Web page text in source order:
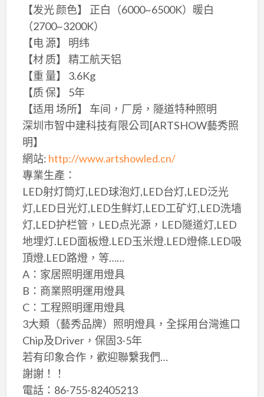
【发光 颜色】 正白（6000~6500K）暖白
（2700~3200K）
【电 源】 明纬
【材 质】 精工航天铝
【重 量】 3.6Kg
【质 保】 5年
【适用 场所】 车间，厂房，隧道特种照明
深圳市智中建科技有限公司[ARTSHOW藝秀照
明】
網站: http://www.artshowled.cn/
專業生產：
LED射灯筒灯,LED球泡灯,LED台灯,LED泛光
灯,LED日光灯,LED生鲜灯,LED工矿灯,LED洗墙
灯,LED护栏管，LED点光源，LED隧道灯,LED
地埋灯.LED面板燈.LED玉米燈.LED燈條.LED吸
頂燈.LED路燈，等……
A：家居照明運用燈具
B：商業照明運用燈具
C：工程照明運用燈具
3大類（藝秀品牌）照明燈具，全採用台灣進口
Chip及Driver，保固3-5年
若有印象合作，歡迎聯繫我們…
謝謝！！
電話：86-755-82405213